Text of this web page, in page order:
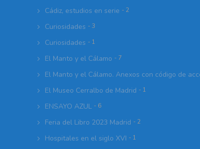
Cádiz, estudios en serie - 2
Curiosidades - 3
Curiosidades - 1
El Manto y el Cálamo - 7
El Manto y el Cálamo. Anexos con código de
El Museo Cerralbo de Madrid - 1
ENSAYO AZUL - 6
Feria del Libro 2023 Madrid - 2
Hospitales en el siglo XVI - 1